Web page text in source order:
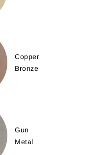
Copper
Bronze
Gun
Metal